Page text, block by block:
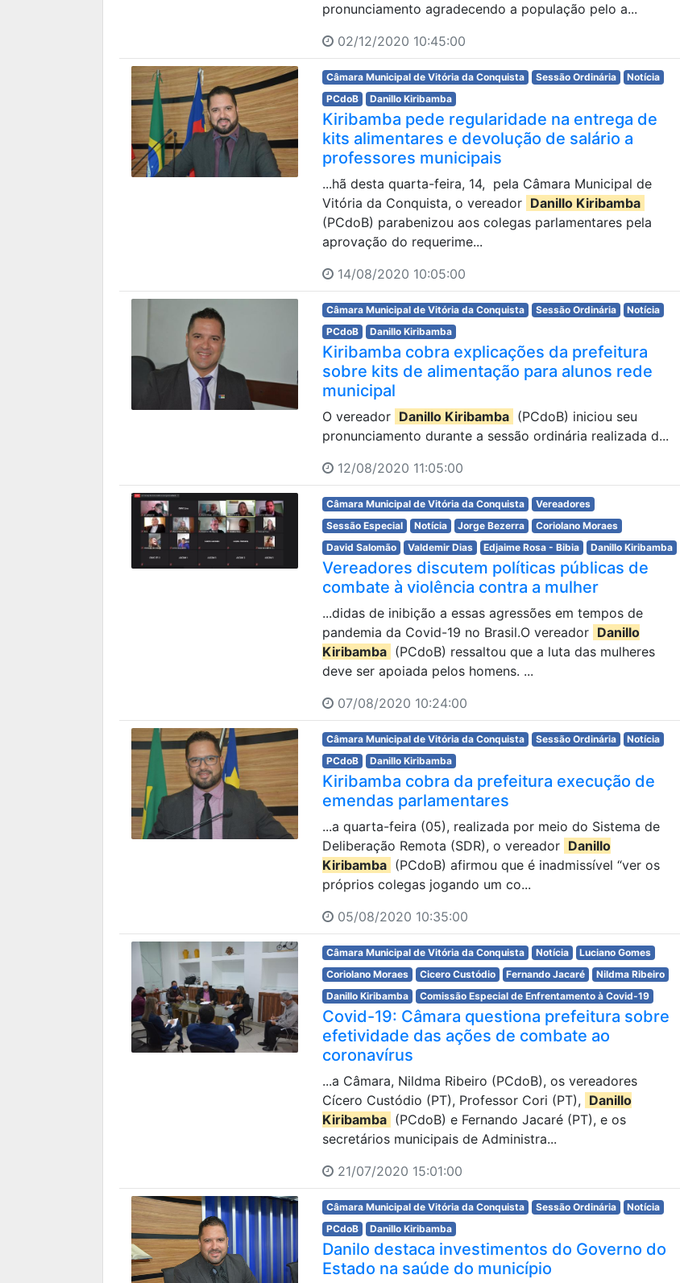
pronunciamento agradecendo a população pelo a...
02/12/2020 10:45:00
Câmara Municipal de Vitória da Conquista Sessão Ordinária
Notícia
PCdoB
Danillo Kiribamba
Kiribamba pede regularidade na entrega de
kits alimentares e devolução de salário a
professores municipais
...hã desta quarta-feira, 14, pela Câmara Municipal de
Vitória da Conquista, o vereador Danillo Kiribamba
(PCdoB) parabenizou aos colegas parlamentares pela
aprovação do requerime...
14/08/2020 10:05:00
Câmara Municipal de Vitória da Conquista Sessão Ordinária
Notícia
PCdoB
Danillo Kiribamba
Kiribamba cobra explicações da prefeitura
sobre kits de alimentação para alunos rede
municipal
O vereador Danillo Kiribamba (PCdoB) iniciou seu
pronunciamento durante a sessão ordinária realizada d...
12/08/2020 11:05:00
Câmara Municipal de Vitória da Conquista
Vereadores
Sessão Especial
Notícia Jorge Bezerra
Coriolano Moraes
David Salomão
Valdemir Dias Edjaime Rosa - Bibia Danillo Kiribamba
Vereadores discutem políticas públicas de
combate à violência contra a mulher
...didas de inibição a essas agressões em tempos de
pandemia da Covid-19 no Brasil.O vereador Danillo
Kiribamba (PCdoB) ressaltou que a luta das mulheres
deve ser apoiada pelos homens. ...
07/08/2020 10:24:00
Câmara Municipal de Vitória da Conquista Sessão Ordinária
Notícia
PCdoB
Danillo Kiribamba
Kiribamba cobra da prefeitura execução de
emendas parlamentares
...a quarta-feira (05), realizada por meio do Sistema de
Deliberação Remota (SDR), o vereador Danillo
Kiribamba (PCdoB) afirmou que é inadmissível “ver os
próprios colegas jogando um co...
05/08/2020 10:35:00
Câmara Municipal de Vitória da Conquista Notícia
Luciano Gomes
Coriolano Moraes
Cicero Custódio Fernando Jacaré
Nildma Ribeiro
Danillo Kiribamba
Comissão Especial de Enfrentamento à Covid-19
Covid-19: Câmara questiona prefeitura sobre
efetividade das ações de combate ao
coronavírus
...a Câmara, Nildma Ribeiro (PCdoB), os vereadores
Cícero Custódio (PT), Professor Cori (PT), Danillo
Kiribamba (PCdoB) e Fernando Jacaré (PT), e os
secretários municipais de Administra...
21/07/2020 15:01:00
Câmara Municipal de Vitória da Conquista Sessão Ordinária
Notícia
PCdoB
Danillo Kiribamba
Danilo destaca investimentos do Governo do
Estado na saúde do município